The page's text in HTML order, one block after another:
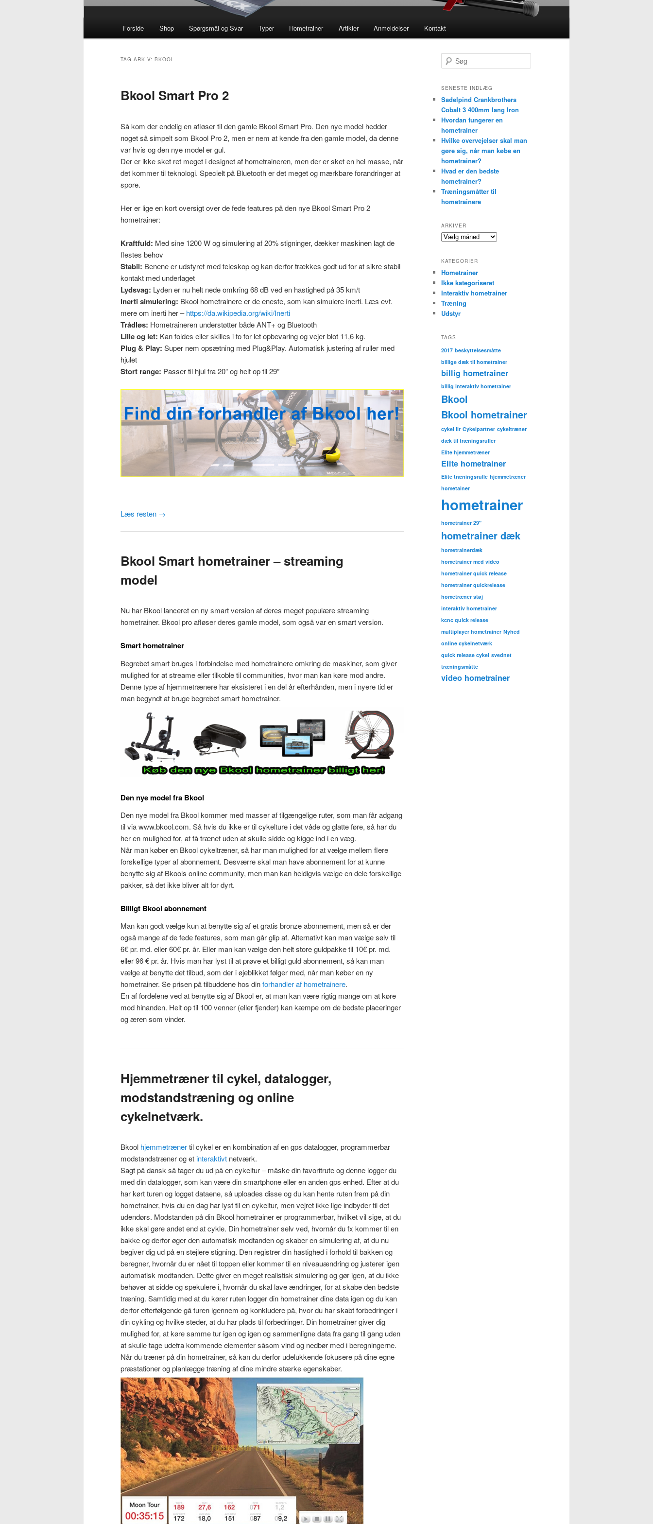
Forside Shop Spørgsmål og Svar Typer Hometrainer Artikler Anmeldelser Kontakt
TAG-ARKIV: BKOOL
Bkool Smart Pro 2
Så kom der endelig en afløser til den gamle Bkool Smart Pro. Den nye model hedder
noget så simpelt som Bkool Pro 2, men er nem at kende fra den gamle model, da denne
var hvis og den nye model er gul.
Der er ikke sket ret meget i designet af hometraineren, men der er sket en hel masse, når
det kommer til teknologi. Specielt på Bluetooth er det meget og mærkbare forandringer at
spore.
Her er lige en kort oversigt over de fede features på den nye Bkool Smart Pro 2
hometrainer:
Kraftfuld: Med sine 1200 W og simulering af 20% stigninger, dækker maskinen lagt de
flestes behov
Stabil: Benene er udstyret med teleskop og kan derfor trækkes godt ud for at sikre stabil
kontakt med underlaget
Lydsvag: Lyden er nu helt nede omkring 68 dB ved en hastighed på 35 km/t
Inerti simulering: Bkool hometrainere er de eneste, som kan simulere inerti. Læs evt.
mere om inerti her –https://da.wikipedia.org/wiki/Inerti
Trådløs: Hometraineren understøtter både ANT+ og Bluetooth
Lille og let: Kan foldes eller skilles i to for let opbevaring og vejer blot 11,6 kg.
Plug & Play: Super nem opsætning med Plug&Play. Automatisk justering af ruller med
hjulet
Stort range: Passer til hjul fra 20” og helt op til 29”
Læs resten →
Bkool Smart hometrainer – streaming
model
Nu har Bkool lanceret en ny smart version af deres meget populære streaming
hometrainer. Bkool pro afløser deres gamle model, som også var en smart version.
Smart hometrainer
Begrebet smart bruges i forbindelse med hometrainere omkring de maskiner, som giver
mulighed for at streame eller tilkoble til communities, hvor man kan køre mod andre.
Denne type af hjemmetrænere har eksisteret i en del år efterhånden, men i nyere tid er
man begyndt at bruge begrebet smart hometrainer.
Den nye model fra Bkool
Den nye model fra Bkool kommer med masser af tilgængelige ruter, som man får adgang
til via www.bkool.com. Så hvis du ikke er til cykelture i det våde og glatte føre, så har du
her en mulighed for, at få trænet uden at skulle sidde og kigge ind i en væg.
Når man køber en Bkool cykeltræner, så har man mulighed for at vælge mellem flere
forskellige typer af abonnement. Desværre skal man have abonnement for at kunne
benytte sig af Bkools online community, men man kan heldigvis vælge en dele forskellige
pakker, så det ikke bliver alt for dyrt.
Billigt Bkool abonnement
Man kan godt vælge kun at benytte sig af et gratis bronze abonnement, men så er der
også mange af de fede features, som man går glip af. Alternativt kan man vælge sølv til
6€ pr. md. eller 60€ pr. år. Eller man kan vælge den helt store guldpakke til 10€ pr. md.
eller 96 € pr. år. Hvis man har lyst til at prøve et billigt guld abonnement, så kan man
vælge at benytte det tilbud, som der i øjeblikket følger med, når man køber en ny
hometrainer. Se prisen på tilbuddene hos dinforhandler af hometrainere.
En af fordelene ved at benytte sig af Bkool er, at man kan være rigtig mange om at køre
mod hinanden. Helt op til 100 venner (eller fjender) kan kæmpe om de bedste placeringer
og æren som vinder.
Hjemmetræner til cykel, datalogger,
modstandstræning og online
cykelnetværk.
Bkool hjemmetrænertil cykel er en kombination af en gps datalogger, programmerbar
modstandstræner og etinteraktivt netværk.
Sagt på dansk så tager du ud på en cykeltur – måske din favoritrute og denne logger du
med din datalogger, som kan være din smartphone eller en anden gps enhed. Efter at du
har kørt turen og logget dataene, så uploades disse og du kan hente ruten frem på din
hometrainer, hvis du en dag har lyst til en cykeltur, men vejret ikke lige indbyder til det
udendørs. Modstanden på din Bkool hometrainer er programmerbar, hvilket vil sige, at du
ikke skal gøre andet end at cykle. Din hometrainer selv ved, hvornår du fx kommer til en
bakke og derfor øger den automatisk modtanden og skaber en simulering af, at du nu
begiver dig ud på en stejlere stigning. Den registrer din hastighed i forhold til bakken og
beregner, hvornår du er nået til toppen eller kommer til en niveauændring og justerer igen
automatisk modtanden. Dette giver en meget realistisk simulering og gør igen, at du ikke
behøver at sidde og spekulere i, hvornår du skal lave ændringer, for at skabe den bedste
træning. Samtidig med at du kører ruten logger din hometrainer dine data igen og du kan
derfor efterfølgende gå turen igennem og konkludere på, hvor du har skabt forbedringer i
din cykling og hvilke steder, at du har plads til forbedringer. Din hometrainer giver dig
mulighed for, at køre samme tur igen og igen og sammenligne data fra gang til gang uden
at skulle tage udefra kommende elementer såsom vind og nedbør med i beregningerne.
Når du træner på din hometrainer, så kan du derfor udelukkende fokusere på dine egne
præstationer og planlægge træning af dine mindre stærke egenskaber.
ø
SENESTE INDLÆG
Sadelpind Crankbrothers
Cobalt 3 400mm lang Iron
Hvordan fungerer en
hometrainer
Hvilke overvejelser skal man
gøre sig, når man købe en
hometrainer?
Hvad er den bedste
hometrainer?
Træningsmåtter til
hometrainere
ARKIVER
Arkiver
KATEGORIER
Hometrainer
Ikke kategoriseret
Interaktiv hometrainer
Træning
Udstyr
TAGS
2017 beskyttelsesmåtte
billige dæk til hometrainer
billig hometrainer
billig interaktiv hometrainer
Bkool
Bkool hometrainer
cykel lir Cykelpartner cykeltræner
dæk til træningsruller
Elite hjemmetræner
Elite hometrainer
Elite træningsrulle hjemmetræner
hometainer
hometrainer
hometrainer 29"
hometrainer dæk
hometrainerdæk
hometrainer med video
hometrainer quick release
hometrainer quickrelease
hometræner støj
interaktiv hometrainer
kcnc quick release
multiplayer hometrainer Nyhed
online cykelnetværk
quick release cykel svednet
træningsmåtte
video hometrainer